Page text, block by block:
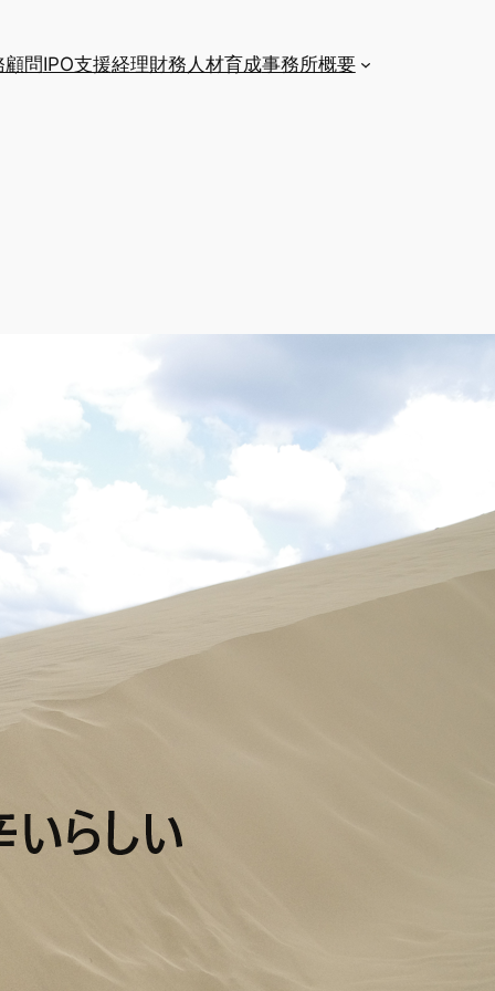
顧問IPO支援経理財務人材育成事務所概要